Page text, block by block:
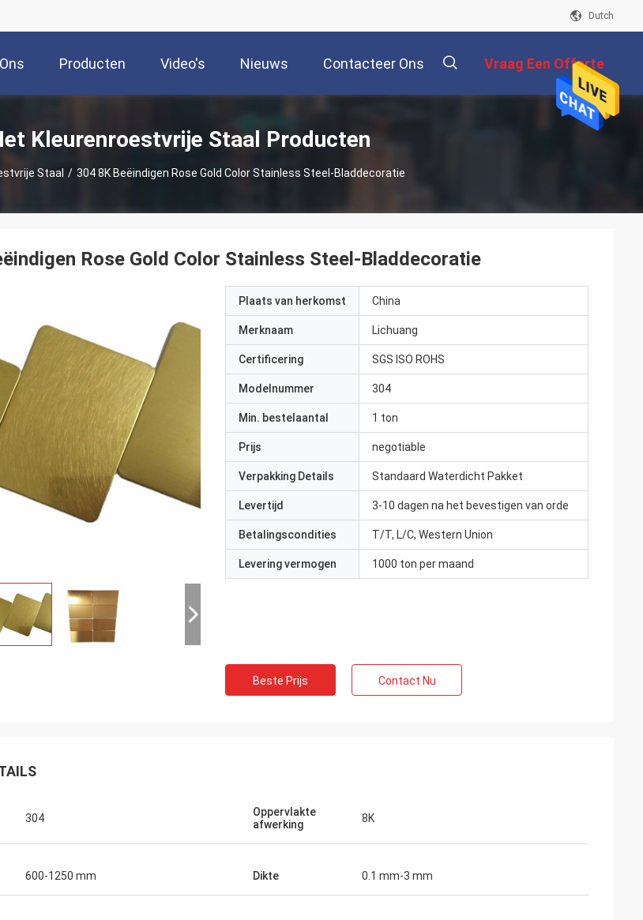
Dutch
Producten Video's Nieuws Contacteer Ons Vraag Een Offerte
Aan
Kleurenroestvrije Staal Producten
Staal / 304 8K Beëindigen Rose Gold Color Stainless Steel-Bladdecoratie
Rose Gold Color Stainless Steel-Bladdecoratie
Plaats van herkomst China
Merknaam Lichuang
Certificering SGS ISO ROHS
Modelnummer 304
Min. bestelaantal 1 ton
Prijs negotiable
Verpakking Details Standaard Waterdicht Pakket
Levertijd 3-10 dagen na het bevestigen van orde
Betalingscondities T/T, L/C, Western Union
Levering vermogen 1000 ton per maand
Beste Prijs Contact Nu
304
Oppervlakte
afwerking
8K
600-1250 mm Dikte 0.1 mm-3 mm